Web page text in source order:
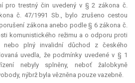
pro trestný čin uvedený v § 2 zákona č.
č. 47/1991 Sb., bylo zrušeno cestou
zákona anebo podle § 6 zákona č.
komunistického režimu a o odporu proti
nebo plný invalidní důchod z českého
uvedla, že podmínky uvedené v § 1
nebyly splněny, neboť žalobkyně
nýbrž byla vězněna pouze vazebně.